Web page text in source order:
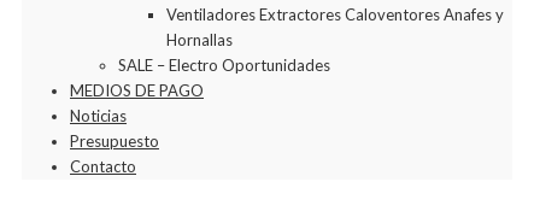
Ventiladores Extractores Caloventores Anafes y
Hornallas
SALE – Electro Oportunidades
MEDIOS DE PAGO
Noticias
Presupuesto
Contacto